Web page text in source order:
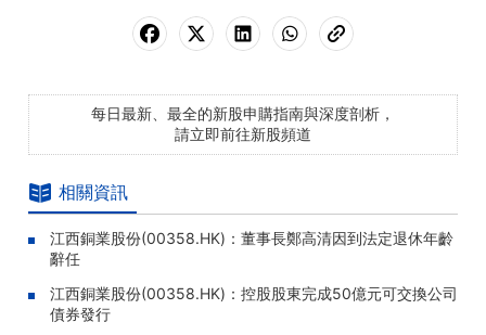
每日最新、最全的新股申購指南與深度剖析，
請立即前往新股頻道
相關資訊
江西銅業股份(00358.HK)：董事長鄭高清因到法定退休年齡
辭任
江西銅業股份(00358.HK)：控股股東完成50億元可交換公司
債券發行